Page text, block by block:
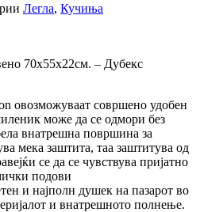
Легла, Кучиња
70х55х22см. – Дубекс
овозможуваат совршено удобен
може да се одмори без
внатрешна површина за
мека заштита, таа заштитува од
се да се чувствува пријатно
подови
и најполн душек на пазарот во
и внатрешното полнење.